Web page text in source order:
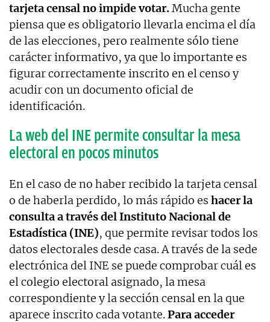
tarjeta censal no impide votar.Mucha gente
piensa que es obligatorio llevarla encima el día
de las elecciones, pero realmente sólo tiene
carácter informativo, ya que lo importante es
figurar correctamente inscrito en el censo y
acudir con un documento oficial de
identificación.
La web del INE permite consultar la mesa
electoral en pocos minutos
En el caso de no haber recibido la tarjeta censal
o de haberla perdido, lo más rápido es hacer la
consulta a través del Instituto Nacional de
Estadística (INE), que permite revisar todos los
datos electorales desde casa. A través de la sede
electrónica del INE se puede comprobar cuál es
el colegio electoral asignado, la mesa
correspondiente y la sección censal en la que
aparece inscrito cada votante.Para acceder